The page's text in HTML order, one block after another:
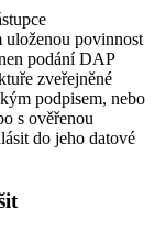
uloženou povinnost
podání DAP
zveřejněné
podpisem, nebo
s ověřenou
do jeho datové